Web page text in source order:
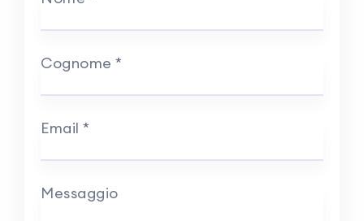
Cognome *
Email *
Messaggio